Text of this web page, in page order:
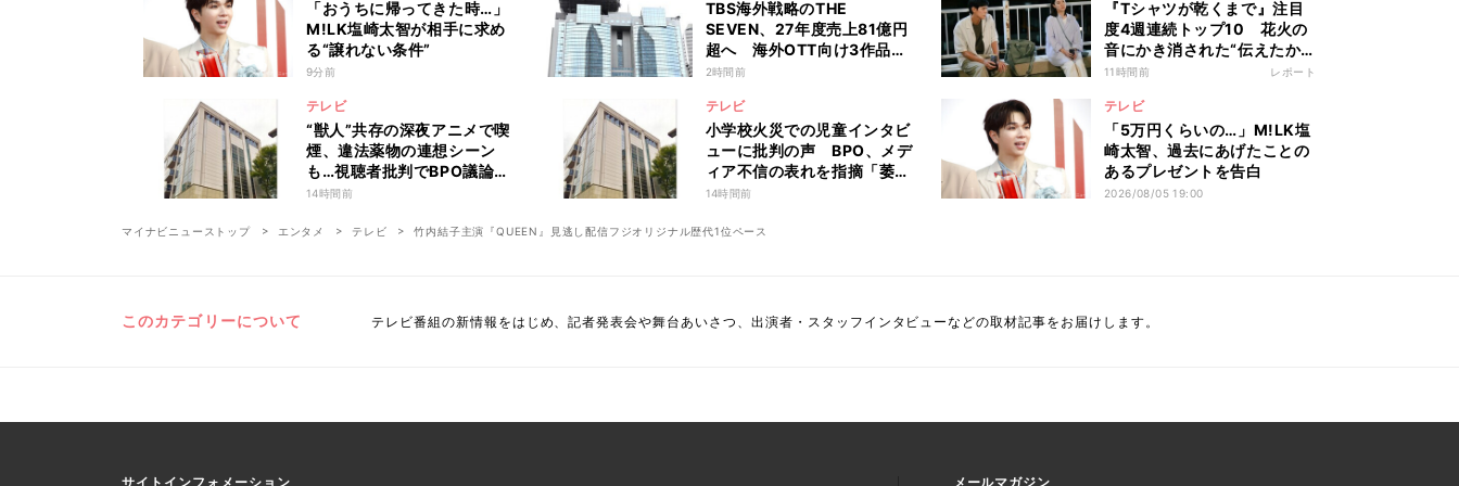
「おうちに帰ってきた時…」
M!LK塩崎太智が相手に求め
る“譲れない条件”
9分前
TBS海外戦略のTHE
SEVEN、27年度売上81億円
超へ 海外OTT向け3作品が
完成・納品予定
2時間前
『Tシャツが乾くまで』注目
度4週連続トップ10 花火の
音にかき消された“伝えたか
った言葉”
11時間前 レポート
テレビ
“獣人”共存の深夜アニメで喫
煙、違法薬物の連想シーン
も…視聴者批判でBPO議論
「紛らわしいことは放送しな
14時間前
テレビ
小学校火災での児童インタビ
ューに批判の声 BPO、メデ
ィア不信の表れを指摘「萎縮
しすぎない視点が大事」
14時間前
テレビ
「5万円くらいの…」M!LK塩
崎太智、過去にあげたことの
あるプレゼントを告白
2026/08/05 19:00
マイナビニューストップ エンタメ テレビ 竹内結子主演『QUEEN』見逃し配信フジオリジナル歴代1位ペース
このカテゴリーについて テレビ番組の新情報をはじめ、記者発表会や舞台あいさつ、出演者・スタッフインタビューなどの取材記事をお届けします。
サイトインフォメーション メールマガジン